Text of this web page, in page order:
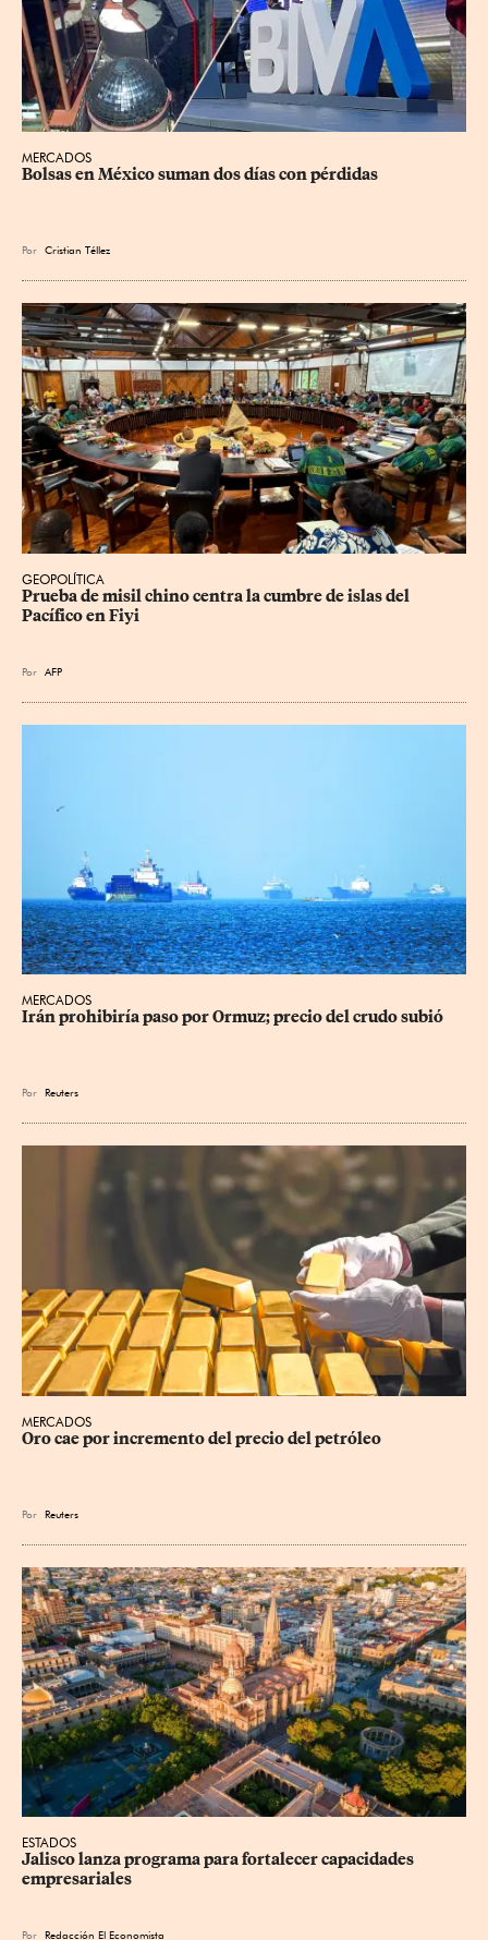
MERCADOS
Bolsas en México suman dos días con pérdidas
Por Cristian Téllez
GEOPOLÍTICA
Prueba de misil chino centra la cumbre de islas del
Pacífico en Fiyi
Por AFP
MERCADOS
Irán prohibiría paso por Ormuz; precio del crudo subió
Por Reuters
MERCADOS
Oro cae por incremento del precio del petróleo
Por Reuters
ESTADOS
Jalisco lanza programa para fortalecer capacidades
empresariales
Por Redacción El Economista